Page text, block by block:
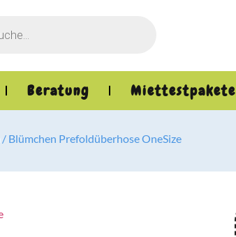
Beratung Miettestpakete
/ Blümchen Prefoldüberhose OneSize